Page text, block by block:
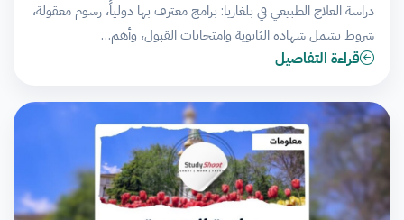
دراسة العلاج الطبيعي في بلغاريا: برامج معترف بها دولياً، رسوم معقولة،
شروط تشمل شهادة الثانوية وامتحانات القبول، وأهم…
قراءة التفاصيل